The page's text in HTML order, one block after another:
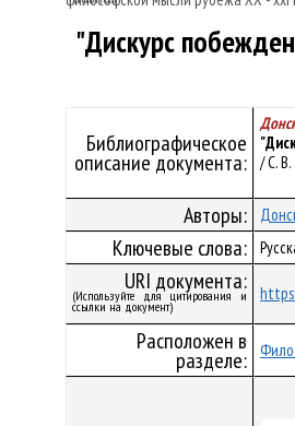
"Дискурс
Библиографическое
описание документа:
/ С.
Авторы:
Ключевые слова:
URI документа:
(Используйте для цитирования и
ссылки на документ)
Расположен в
разделе: